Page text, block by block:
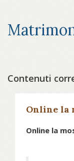
Contenuti
Online la
Online la